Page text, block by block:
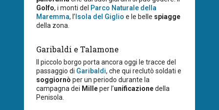
Golfo, i monti del Parco Naturale della
Maremma, l’ Isola del Giglio e le belle spiagge
della zona.
Garibaldi e Talamone
Il piccolo borgo porta ancora oggi le tracce del
passaggio di Garibaldi, che qui reclutò soldati e
soggiornò per un periodo durante la
campagna dei Milleper l’unificazionedella
Penisola.